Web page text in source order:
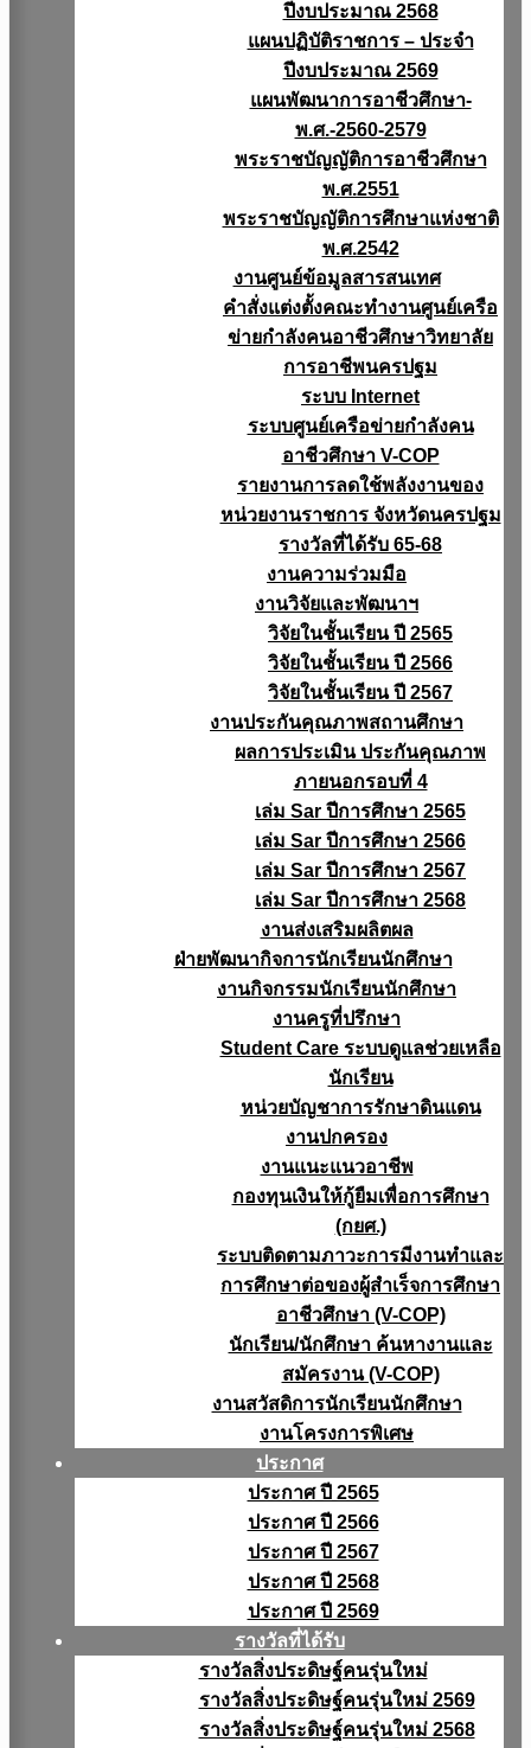
ปีงบประมาณ 2568
แผนปฏิบัติราชการ – ประจำ
ปีงบประมาณ 2569
แผนพัฒนาการอาชีวศึกษา-
พ.ศ.-2560-2579
พระราชบัญญัติการอาชีวศึกษา
พ.ศ.2551
พระราชบัญญัติการศึกษาแห่งชาติ
พ.ศ.2542
งานศูนย์ข้อมูลสารสนเทศ
คำสั่งแต่งตั้งคณะทำงานศูนย์เครือ
ข่ายกำลังคนอาชีวศึกษาวิทยาลัย
การอาชีพนครปฐม
ระบบ Internet
ระบบศูนย์เครือข่ายกำลังคน
อาชีวศึกษา V-COP
รายงานการลดใช้พลังงานของ
หน่วยงานราชการ จังหวัดนครปฐม
รางวัลที่ได้รับ 65-68
งานความร่วมมือ
งานวิจัยเเละพัฒนาฯ
วิจัยในชั้นเรียน ปี 2565
วิจัยในชั้นเรียน ปี 2566
วิจัยในชั้นเรียน ปี 2567
งานประกันคุณภาพสถานศึกษา
ผลการประเมิน ประกันคุณภาพ
ภายนอกรอบที่ 4
เล่ม Sar ปีการศึกษา 2565
เล่ม Sar ปีการศึกษา 2566
เล่ม Sar ปีการศึกษา 2567
เล่ม Sar ปีการศึกษา 2568
งานส่งเสริมผลิตผล
ฝ่ายพัฒนากิจการนักเรียนนักศึกษา
งานกิจกรรมนักเรียนนักศึกษา
งานครูที่ปรึกษา
Student Care ระบบดูแลช่วยเหลือ
นักเรียน
หน่วยบัญชาการรักษาดินแดน
งานปกครอง
งานแนะแนวอาชีพ
กองทุนเงินให้กู้ยืมเพื่อการศึกษา
(กยศ.)
ระบบติดตามภาวะการมีงานทำและ
การศึกษาต่อของผู้สำเร็จการศึกษา
อาชีวศึกษา (V-COP)
นักเรียน/นักศึกษา ค้นหางานและ
สมัครงาน (V-COP)
งานสวัสดิการนักเรียนนักศึกษา
งานโครงการพิเศษ
ประกาศ
ประกาศ ปี 2565
ประกาศ ปี 2566
ประกาศ ปี 2567
ประกาศ ปี 2568
ประกาศ ปี 2569
รางวัลที่ได้รับ
รางวัลสิ่งประดิษฐ์คนรุ่นใหม่
รางวัลสิ่งประดิษฐ์คนรุ่นใหม่ 2569
รางวัลสิ่งประดิษฐ์คนรุ่นใหม่ 2568